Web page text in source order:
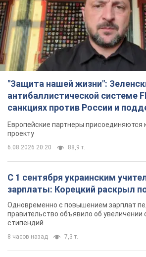
6.08.2026 20:20 88,9 т.
С 1 сентября украинским
зарплаты: Корецкий раскрыл
Одновременно с повышением зарплат
стипендий
8 часов назад 7,3 т.
«Нам они тоже нужны»: Трамп
просьбу Зеленского о передаче
для Patriot
ограничены
8 часов назад 2,6 т.